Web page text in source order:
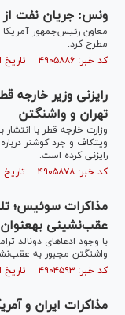
ونس: جریان نفت از
معاون رئیس‌جمهور آمریکا
مطرح کرد.
کد خبر: ۴۹۰۵۸۸۶ تاریخ انتشار : ۱۴۰۵/۰۴/۱۰
رایزنی وزیر خارجه
تهران و واشنگتن
وزارت خارجه قطر با
ویتکاف و جرد کوشنر
رایزنی کرده است.
کد خبر: ۴۹۰۵۸۷۸ تاریخ انتشار : ۱۴۰۵/۰۴/۱۰
مذاکرات سوئیس؛
عقب‌نشینی به‎عنوان استراتژی
با وجود ادعاهای دونالد
واشنگتن مجبور به
کد خبر: ۴۹۰۴۵۹۳ تاریخ انتشار : ۱۴۰۵/۰۴/۰۳
مذاکرات ایران و